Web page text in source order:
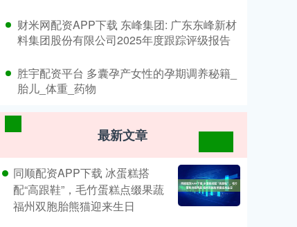
​财米网配资APP下载 东峰集团: 广东东峰新材
料集团股份有限公司2025年度跟踪评级报告
​胜宇配资平台 多囊孕产女性的孕期调养秘籍_
胎儿_体重_药物
最新文章
同顺配资APP下载 冰蛋糕搭
配“高跟鞋”，毛竹蛋糕点缀果蔬
福州双胞胎熊猫迎来生日